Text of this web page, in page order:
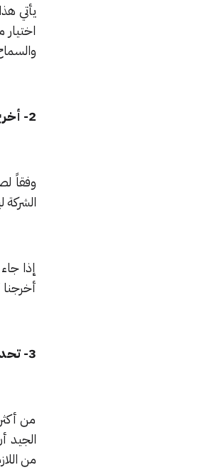
يأتي
2- أخرج نفسك من المعادلة
وفقاً
إذا
3- تحديد موعد نهائي لاتخاذ القرار
من
الجيد
من